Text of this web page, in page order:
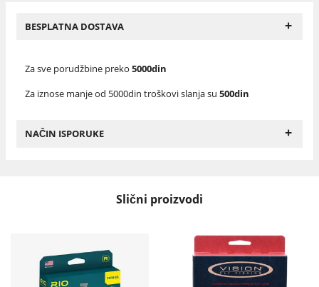
BESPLATNA DOSTAVA +
Za sve porudžbine preko 5000din
Za iznose manje od 5000din troškovi slanja su 500din
NAČIN ISPORUKE +
Slični proizvodi